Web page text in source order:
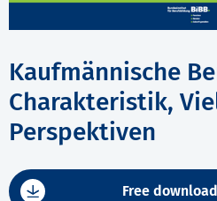
Kaufmännische
Charakteristik,
Perspektiven
Free